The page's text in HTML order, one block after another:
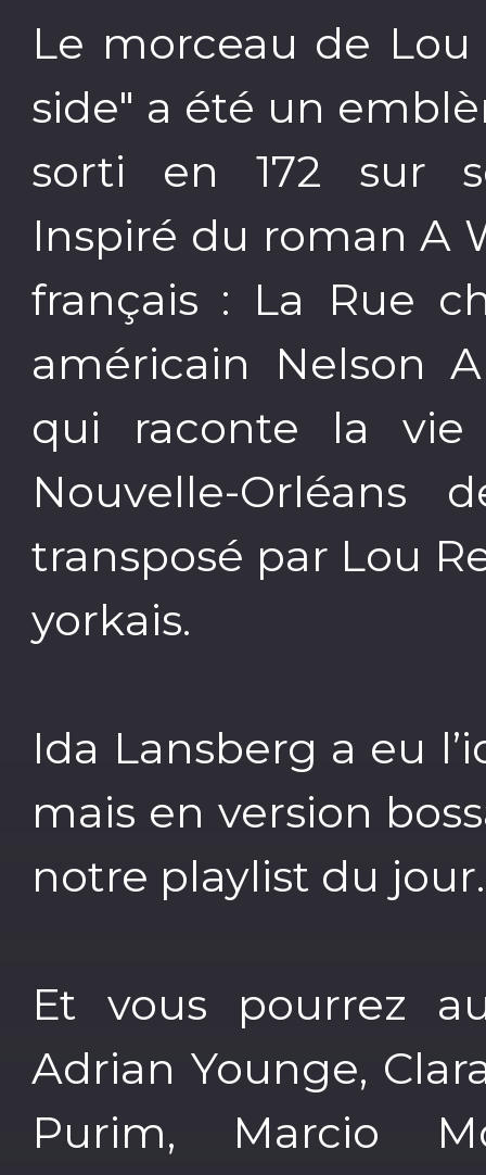
Le morceau de
side" a été un
sorti en 172 sur
Inspiré du roman A
français : La Rue
américain Nelson
qui raconte la
Nouvelle-Orléans
transposé par Lou
yorkais.
Ida Lansberg a eu
mais en version
notre playlist du
Et vous pourrez
Adrian Younge,
Purim, Marcio